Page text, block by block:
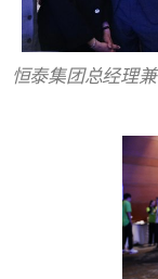
恒泰集团总经理